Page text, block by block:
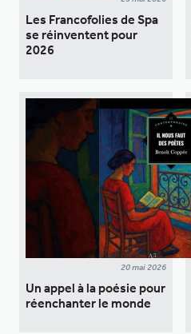
Les Francofolies de Spa
se réinventent pour
2026
20 mai 2026
Un appel à la poésie pour
réenchanter le monde